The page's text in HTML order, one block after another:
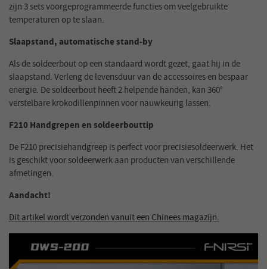
zijn 3 sets voorgeprogrammeerde functies om veelgebruikte
temperaturen op te slaan.
Slaapstand, automatische stand-by
Als de soldeerbout op een standaard wordt gezet, gaat hij in de
slaapstand. Verleng de levensduur van de accessoires en bespaar
energie. De soldeerbout heeft 2 helpende handen, kan 360°
verstelbare krokodillenpinnen voor nauwkeurig lassen.
F210 Handgrepen en soldeerbouttip
De F210 precisiehandgreep is perfect voor precisiesoldeerwerk. Het
is geschikt voor soldeerwerk aan producten van verschillende
afmetingen.
Aandacht!
Dit artikel wordt verzonden vanuit een Chinees magazijn.